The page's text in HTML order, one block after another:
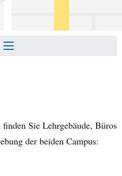
Sie Lehrgebäude, Büros
der beiden Campus: